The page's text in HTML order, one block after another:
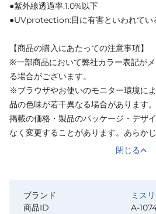
●紫外線透過率:1.0%以下
●UVprotection:目に有害といわれてい
【商品の購入にあたっての注意事項】
※一部商品において弊社カラー表記が
る場合がございます。
※ブラウザやお使いのモニター環境に
品の色味が若干異なる場合があります。
掲載の価格・製品のパッケージ・デザ
なく変更することがあります。あらか
閉じる
ブランド
ミス
商品ID
A-